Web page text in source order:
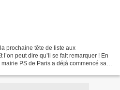
prochaine tête de liste aux
peut dire qu’il se fait remarquer ! En
PS de Paris a déjà commencé sa